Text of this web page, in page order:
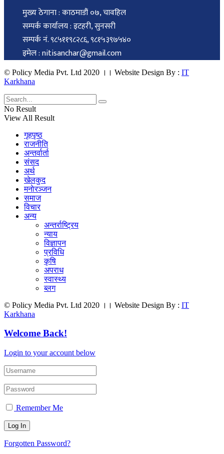
मुख्य ठेगाना : काठमाडौं ०७, चावहिल
सम्पर्क कार्यालय : इटहरी, सुनसरी
सम्पर्क नं. ९८५११९८२८६, ९८१५३९७५४०
इमेल : nitisanchar@gmail.com
© Policy Media Pvt. Ltd 2020 ।। Website Design By : IT
Karkhana
No Result
View All Result
गृहपृष्ठ
राजनीति
अन्तर्वार्ता
संसद
अर्थ
खेलकुद
मनाेरञ्जन
समाज
विचार
अन्य
अन्तर्राष्ट्रिय
न्याय
विज्ञापन
प्रविधि
कृषि
अपराध
स्वास्थ्य
ब्लग
© Policy Media Pvt. Ltd 2020 ।। Website Design By : IT
Karkhana
Welcome Back!
Login to your account below
Remember Me
Forgotten Password?